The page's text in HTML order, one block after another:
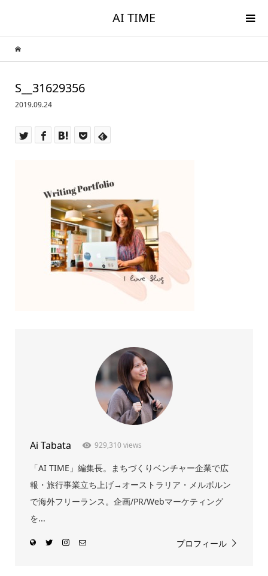
AI TIME
S__31629356
2019.09.24
Ai Tabata 929,310 views
「AI TIME」編集長。まちづくりベンチャー企業で広
報・旅行事業立ち上げ→オーストラリア・メルボルン
で海外フリーランス。企画/PR/Webマーケティング
を...
プロフィール